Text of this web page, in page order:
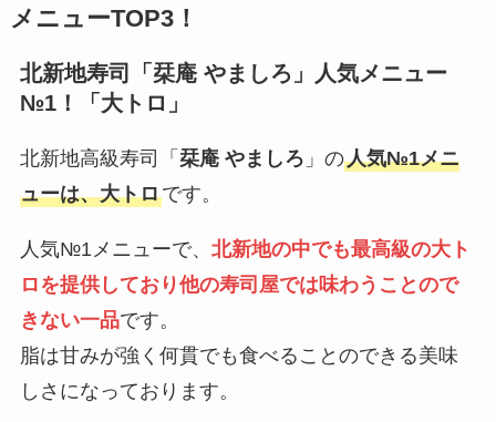
メニューTOP3！
北新地寿司 「栞庵 やましろ」
人気メニュー
№1！「大トロ」
北新地高級寿司「 栞庵 やましろ 」の人気№1メニ
ューは、大トロです。
人気№1メニューで、 北新地の中でも最高級の大ト
ロを提供しており他の寿司屋では味わうことので
きない一品です。
脂は甘みが強く何貫でも食べることのできる美味
しさになっております。